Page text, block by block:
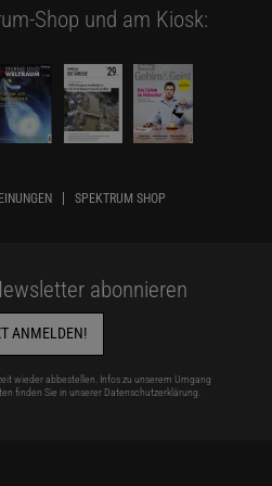
Shop und am Kiosk:
SPEKTRUM SHOP
abonnieren
ANMELDEN!
wieder abbestellen. Infos zu unserem Umgang
finden Sie in unserer Datenschutzerklärung